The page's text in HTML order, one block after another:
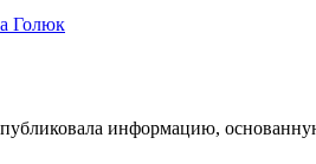
Голюк
информацию,